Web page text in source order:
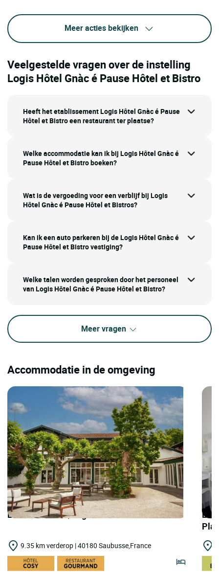
Meer acties bekijken
Veelgestelde vragen over de instelling
Logis Hôtel Gnàc é Pause Hôtel et Bistro
Heeft het etablissement Logis Hôtel Gnàc é Pause
Hôtel et Bistro een restaurant ter plaatse?
Welke accommodatie kan ik bij Logis Hôtel Gnàc é
Pause Hôtel et Bistro boeken?
Wat is de vergoeding voor een verblijf bij Logis
Hôtel Gnàc é Pause Hôtel et Bistros?
Kan ik een auto parkeren bij de Logis Hôtel Gnàc é
Pause Hôtel et Bistro vestiging?
Welke talen worden gesproken door het personeel
van Logis Hôtel Gnàc é Pause Hôtel et Bistro?
Meer vragen
Accommodatie in de omgeving
LOGIS HOTELS | Logis Hôtel Thermal
9.35 km verderop | 40180 Saubusse,France